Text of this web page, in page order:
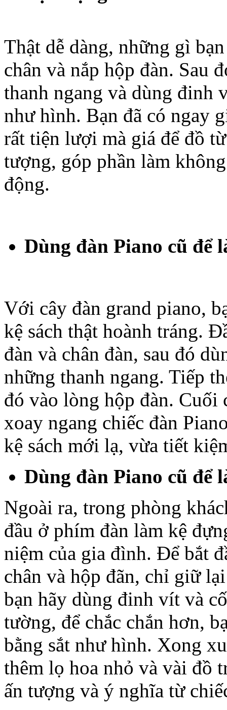
Thật dễ dàng, những gì
chân và nắp hộp đàn. Sau
thanh ngang và dùng đinh
như hình. Bạn đã có ngay
rất tiện lượi mà giá để đồ
tượng, góp phần làm
động.
Dùng đàn Piano cũ để
Với cây đàn grand piano,
kệ sách thật hoành tráng.
đàn và chân đàn, sau đó
những thanh ngang. Tiếp
đó vào lòng hộp đàn.
xoay ngang chiếc đàn
kệ sách mới lạ, vừa tiết
Dùng đàn Piano cũ để
Ngoài ra, trong phòng
đầu ở phím đàn làm kệ
niệm của gia đình. Để bắt
chân và hộp đãn, chỉ giữ
bạn hãy dùng đinh vít và
tường, để chắc chắn hơn,
bằng sắt như hình. Xong
thêm lọ hoa nhỏ và vài đồ
ấn tượng và ý nghĩa từ